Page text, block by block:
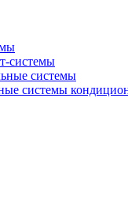
системы
системы
системы